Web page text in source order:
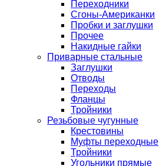
Переходники
Сгоны-Американки
Пробки и заглушки
Прочее
Накидные гайки
Приварные стальные
Заглушки
Отводы
Переходы
Фланцы
Тройники
Резьбовые чугунные
Крестовины
Муфты переходные
Тройники
Угольники прямые